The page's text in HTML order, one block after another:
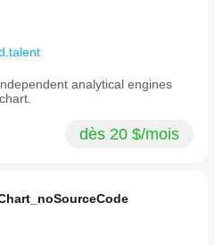
analytical engines
dès 20 $/mois